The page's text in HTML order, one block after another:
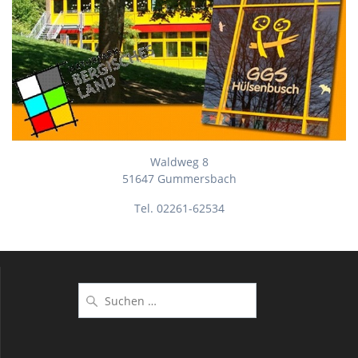
Waldweg 8
51647 Gummersbach
Tel. 02261-62534
nach: